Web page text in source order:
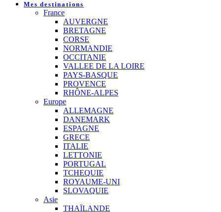
Mes destinations
France
AUVERGNE
BRETAGNE
CORSE
NORMANDIE
OCCITANIE
VALLEE DE LA LOIRE
PAYS-BASQUE
PROVENCE
RHÔNE-ALPES
Europe
ALLEMAGNE
DANEMARK
ESPAGNE
GRECE
ITALIE
LETTONIE
PORTUGAL
TCHEQUIE
ROYAUME-UNI
SLOVAQUIE
Asie
THAÏLANDE